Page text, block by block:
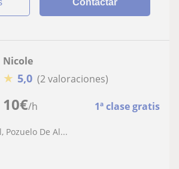
Contactar
10€/h 1ª clase gratis
Nicole
★ 5,0 (2 valoraciones)
Pozuelo De Al...